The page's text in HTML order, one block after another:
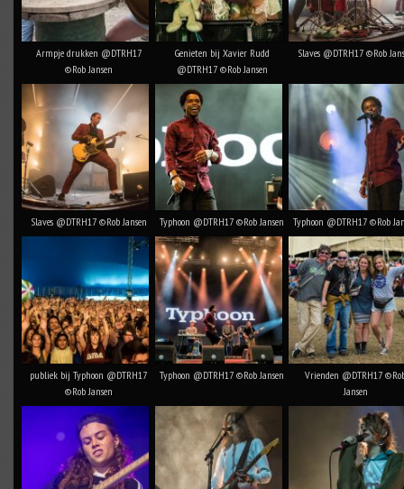
Armpje drukken @DTRH17
©Rob Jansen
Genieten bij Xavier Rudd
@DTRH17 ©Rob Jansen
Slaves @DTRH17 ©Rob
Slaves @DTRH17 ©Rob Jansen Typhoon @DTRH17 ©Rob Jansen Typhoon @DTRH17 ©Rob
publiek bij Typhoon @DTRH17
©Rob Jansen
Typhoon @DTRH17 ©Rob Jansen
Vrienden @DTRH17
Jansen